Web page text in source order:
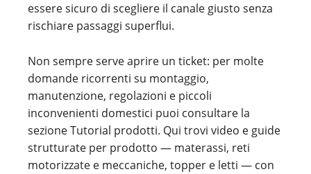
essere sicuro di scegliere il canale giusto senza
rischiare passaggi superflui.
Non sempre serve aprire un ticket: per molte
domande ricorrenti su montaggio,
manutenzione, regolazioni e piccoli
inconvenienti domestici puoi consultare la
sezione Tutorial prodotti. Qui trovi video e guide
strutturate per prodotto — materassi, reti
motorizzate e meccaniche, topper e letti — con